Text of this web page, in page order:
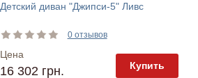
Детский диван "Джипси-5" Ливс
0 отзывов
Цена
16 302 грн. Купить